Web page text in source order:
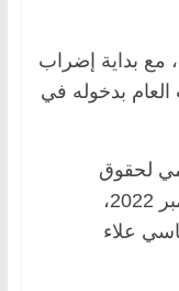
مع بداية إضراب
العام بدخوله في
لحقوق
الإنسان فولكر تورك، الثلاثاء 8 نوفمبر 2022،
علاء